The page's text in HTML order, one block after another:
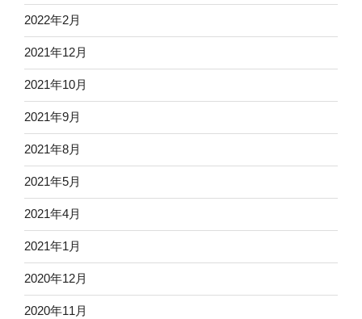
2022年2月
2021年12月
2021年10月
2021年9月
2021年8月
2021年5月
2021年4月
2021年1月
2020年12月
2020年11月